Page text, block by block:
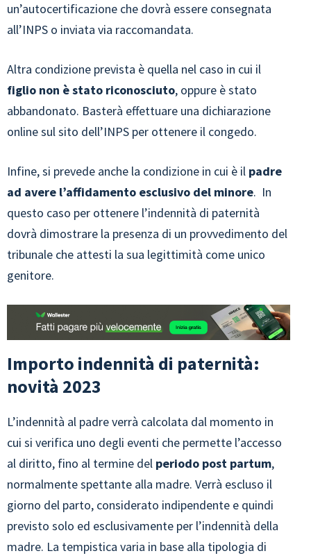
un’autocertificazione che dovrà essere consegnata
all’INPS o inviata via raccomandata.
Altra condizione prevista è quella nel caso in cui il
figlio non è stato riconosciuto, oppure è stato
abbandonato. Basterà effettuare una dichiarazione
online sul sito dell’INPS per ottenere il congedo.
Infine, si prevede anche la condizione in cui è il padre
ad avere l’affidamento esclusivo del minore. In
questo caso per ottenere l’indennità di paternità
dovrà dimostrare la presenza di un provvedimento del
tribunale che attesti la sua legittimità come unico
genitore.
Importo indennità di paternità:
novità 2023
L’indennità al padre verrà calcolata dal momento in
cui si verifica uno degli eventi che permette l’accesso
al diritto, fino al termine del periodo post partum,
normalmente spettante alla madre. Verrà escluso il
giorno del parto, considerato indipendente e quindi
previsto solo ed esclusivamente per l’indennità della
madre. La tempistica varia in base alla tipologia di